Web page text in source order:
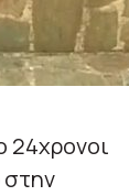
24χρονοι